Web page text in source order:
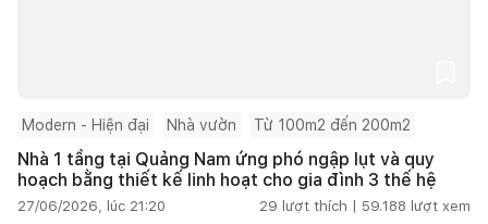
Modern - Hiện đại Nhà vườn Từ 100m2 đến 200m2
Nhà 1 tầng tại Quảng Nam ứng phó ngập lụt và quy
hoạch bằng thiết kế linh hoạt cho gia đình 3 thế hệ
27/06/2026, lúc 21:20 29 lượt thích | 59.188 lượt xem